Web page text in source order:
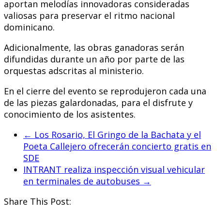
aportan melodías innovadoras consideradas
valiosas para preservar el ritmo nacional
dominicano.
Adicionalmente, las obras ganadoras serán
difundidas durante un año por parte de las
orquestas adscritas al ministerio.
En el cierre del evento se reprodujeron cada una
de las piezas galardonadas, para el disfrute y
conocimiento de los asistentes.
← Los Rosario, El Gringo de la Bachata y el
Poeta Callejero ofrecerán concierto gratis en
SDE
INTRANT realiza inspección visual vehicular
en terminales de autobuses →
Share This Post: